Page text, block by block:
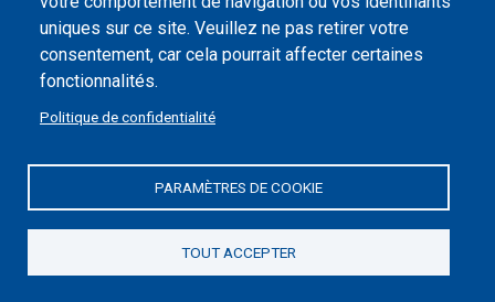
He leído y acepto la
uniques sur ce site. Veuillez ne pas retirer votre
consentement, car cela pourrait affecter certaines
fonctionnalités.
Politique de confidentialité
PARAMÈTRES DE COOKIE
TOUT ACCEPTER